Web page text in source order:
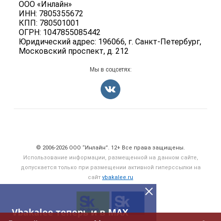
Vbakalee теперь и в MAX
ООО «Инлайн»
ИНН: 7805355672
КПП: 780501001
ОГРН: 1047855085442
Юридический адрес: 196066, г. Санкт-Петербург,
Московский проспект, д. 212
Мы в соцсетях:
© 2006‑2026 ООО “Инлайн”. 12+ Все права защищены.
Использование информации, размещенной на данном сайте,
допускается только при размещении активной гиперссылки на
сайт vbakalee.ru